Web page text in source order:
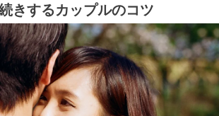
きするカップルのコツ